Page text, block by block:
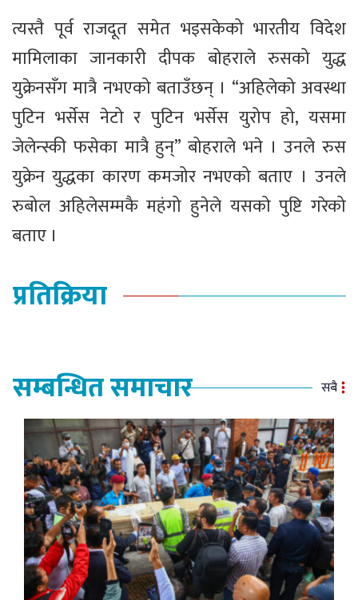
त्यस्तै पूर्व राजदूत समेत भइसकेको भारतीय विदेश
मामिलाका जानकारी दीपक बोहराले रुसको युद्ध
युक्रेनसँग मात्रै नभएको बताउँछन् । “अहिलेको अवस्था
पुटिन भर्सेस नेटो र पुटिन भर्सेस युरोप हो, यसमा
जेलेन्स्की फसेका मात्रै हुन्” बोहराले भने । उनले रुस
युक्रेन युद्धका कारण कमजोर नभएको बताए । उनले
रुबोल अहिलेसम्मकै महंगो हुनेले यसको पुष्टि गरेको
बताए ।
प्रतिक्रिया
सम्बन्धित समाचार सबै